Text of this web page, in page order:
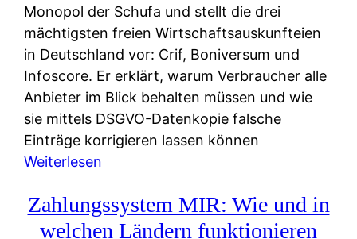
Monopol der Schufa und stellt die drei
mächtigsten freien Wirtschaftsauskunfteien
in Deutschland vor: Crif, Boniversum und
Infoscore. Er erklärt, warum Verbraucher alle
Anbieter im Blick behalten müssen und wie
sie mittels DSGVO-Datenkopie falsche
Einträge korrigieren lassen können
Weiterlesen
c
h
Zahlungssystem MIR: Wie und in
welchen Ländern funktionieren